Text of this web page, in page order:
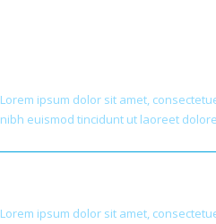
Lorem ipsum dolor sit amet,
nibh euismod tincidunt ut laoreet
Lorem ipsum dolor sit amet,